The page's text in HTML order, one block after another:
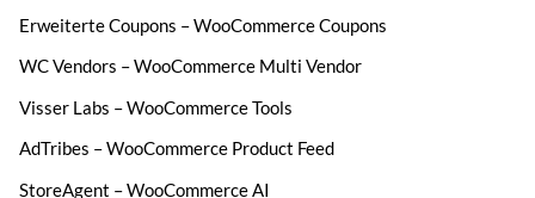
Erweiterte Coupons – WooCommerce Coupons
WC Vendors – WooCommerce Multi Vendor
Visser Labs – WooCommerce Tools
AdTribes – WooCommerce Product Feed
StoreAgent – WooCommerce AI